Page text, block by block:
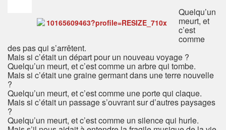
Quelqu’un
meurt, et
c’est
comme
des pas qui s’arrêtent.
Mais si c’était un départ pour un nouveau voyage ?
Quelqu’un meurt, et c’est comme un arbre qui tombe.
Mais si c’était une graine germant dans une terre nouvelle
?
Quelqu’un meurt, et c’est comme une porte qui claque.
Mais si c’était un passage s’ouvrant sur d’autres paysages
?
Quelqu’un meurt, et c’est comme un silence qui hurle.